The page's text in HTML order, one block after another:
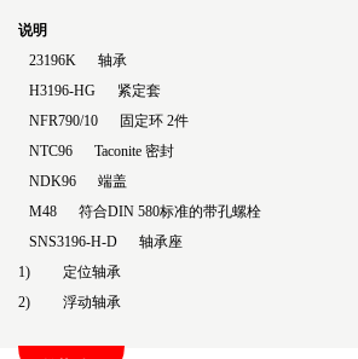
说明
23196K 轴承
H3196-HG 紧定套
NFR790/10 固定环 2件
NTC96 Taconite 密封
NDK96 端盖
M48 符合DIN 580标准的带孔螺栓
SNS3196-H-D 轴承座
1) 定位轴承
2) 浮动轴承